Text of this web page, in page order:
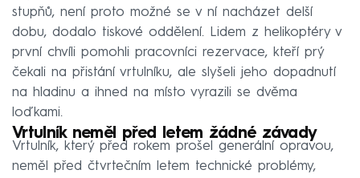
stupňů, není proto možné se v ní nacházet delší
dobu, dodalo tiskové oddělení. Lidem z helikoptéry v
první chvíli pomohli pracovníci rezervace, kteří prý
čekali na přistání vrtulníku, ale slyšeli jeho dopadnutí
na hladinu a ihned na místo vyrazili se dvěma
loďkami.
Vrtulník neměl před letem žádné závady
Vrtulník, který před rokem prošel generální opravou,
neměl před čtvrtečním letem technické problémy,